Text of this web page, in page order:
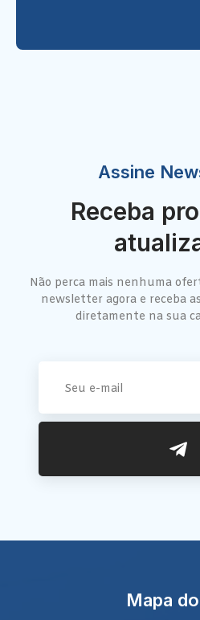
Assine
Receba
Não perca mais nenhuma
newsletter agora e receba
diretamente na sua
Mapa